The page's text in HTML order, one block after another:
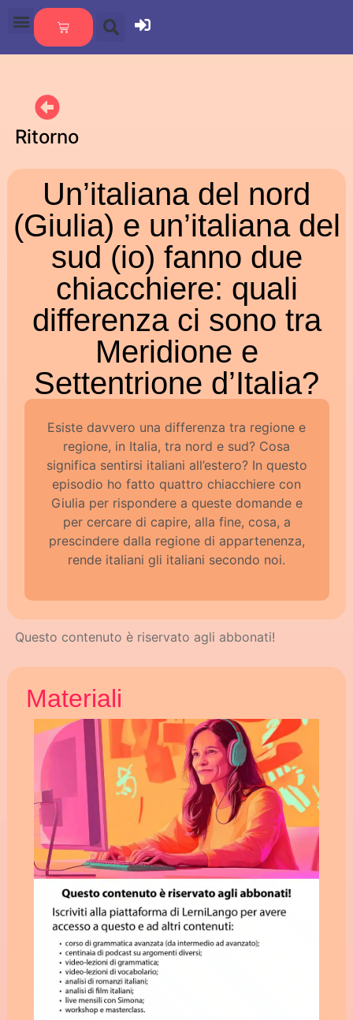
Ritorno
Un’italiana del nord
(Giulia) e un’italiana del
sud (io) fanno due
chiacchiere: quali
differenza ci sono tra
Meridione e
Settentrione d’Italia?
Esiste davvero una differenza tra regione e
regione, in Italia, tra nord e sud? Cosa
significa sentirsi italiani all’estero? In questo
episodio ho fatto quattro chiacchiere con
Giulia per rispondere a queste domande e
per cercare di capire, alla fine, cosa, a
prescindere dalla regione di appartenenza,
rende italiani gli italiani secondo noi.
Questo contenuto è riservato agli abbonati!
Materiali